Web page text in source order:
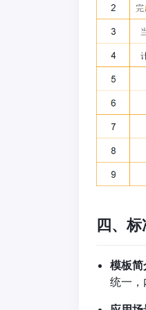
四、
模板简
统一，